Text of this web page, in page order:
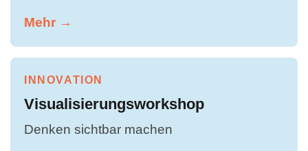
Mehr →
INNOVATION
Visualisierungsworkshop
Denken sichtbar machen